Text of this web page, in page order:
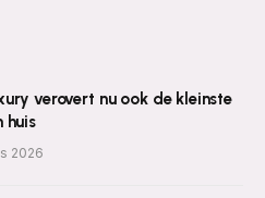
verovert nu ook de kleinste
huis
2026